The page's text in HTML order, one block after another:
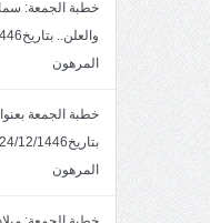
المرهون
المرهون